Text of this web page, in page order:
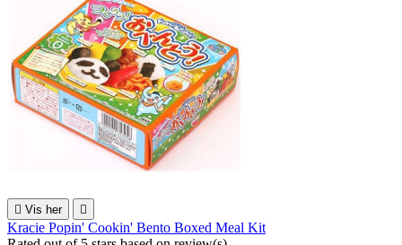
 Vis her 
Kracie Popin' Cookin' Bento Boxed Meal Kit